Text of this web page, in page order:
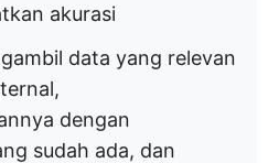
akurasi
data yang relevan
dengan
sudah ada, dan